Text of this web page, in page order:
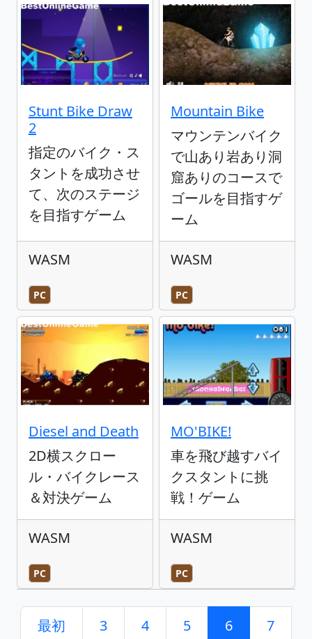
Stunt Bike Draw
2
指定のバイク・ス
タントを成功させ
て、次のステージ
を目指すゲーム
WASM
PC
Mountain Bike
マウンテンバイク
で山あり岩あり洞
窟ありのコースで
ゴールを目指すゲ
ーム
WASM
PC
Diesel and Death
2D横スクロー
ル・バイクレース
＆対決ゲーム
WASM
PC
MO'BIKE!
車を飛び越すバイ
クスタントに挑
戦！ゲーム
WASM
PC
最初 3 4 5 6 7